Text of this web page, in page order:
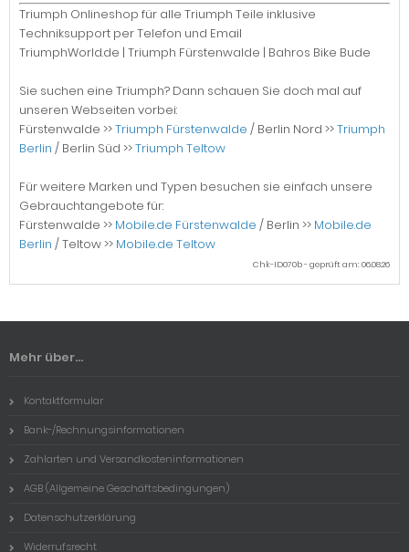
Triumph Onlineshop für alle Triumph Teile inklusive
Techniksupport per Telefon und Email
TriumphWorld.de | Triumph Fürstenwalde | Bahros Bike Bude
Sie suchen eine Triumph? Dann schauen Sie doch mal auf
unseren Webseiten vorbei:
Fürstenwalde >>Triumph Fürstenwalde / Berlin Nord >>Triumph
Berlin / Berlin Süd >>Triumph Teltow
Für weitere Marken und Typen besuchen sie einfach unsere
Gebrauchtangebote für:
Fürstenwalde >> Mobile.de Fürstenwalde / Berlin >> Mobile.de
Berlin / Teltow >> Mobile.de Teltow
Chk-ID070b - geprüft am: 06.08.26
Mehr über...
Kontaktformular
Bank-/Rechnungsinformationen
Zahlarten und Versandkosteninformationen
AGB (Allgemeine Geschäftsbedingungen)
Datenschutzerklärung
Widerrufsrecht